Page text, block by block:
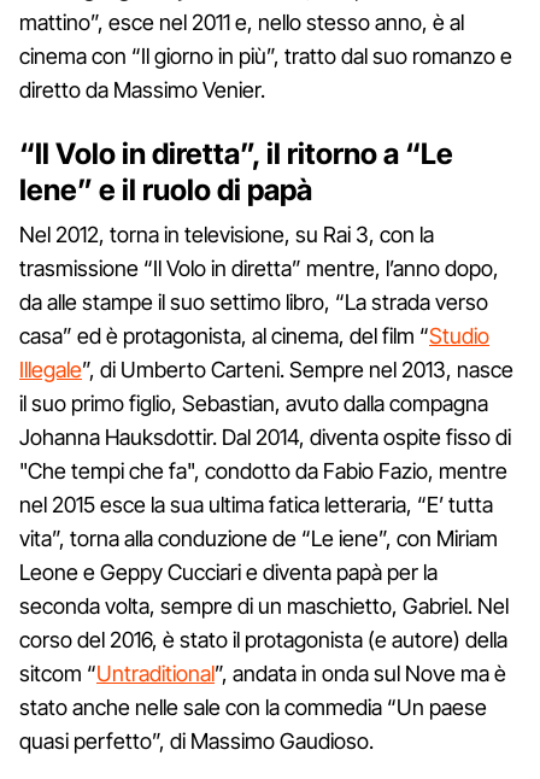
mattino”, esce nel 2011 e, nello stesso anno, è al
cinema con “Il giorno in più”, tratto dal suo romanzo e
diretto da Massimo Venier.
“Il Volo in diretta”, il ritorno a “Le
Iene” e il ruolo di papà
Nel 2012, torna in televisione, su Rai 3, con la
trasmissione “Il Volo in diretta” mentre, l’anno dopo,
da alle stampe il suo settimo libro, “La strada verso
casa” ed è protagonista, al cinema, del film “Studio
Illegale”, di Umberto Carteni. Sempre nel 2013, nasce
il suo primo figlio, Sebastian, avuto dalla compagna
Johanna Hauksdottir. Dal 2014, diventa ospite fisso di
"Che tempi che fa", condotto da Fabio Fazio, mentre
nel 2015 esce la sua ultima fatica letteraria, “E’ tutta
vita”, torna alla conduzione de “Le iene”, con Miriam
Leone e Geppy Cucciari e diventa papà per la
seconda volta, sempre di un maschietto, Gabriel. Nel
corso del 2016, è stato il protagonista (e autore) della
sitcom “Untraditional”, andata in onda sul Nove ma è
stato anche nelle sale con la commedia “Un paese
quasi perfetto”, di Massimo Gaudioso.